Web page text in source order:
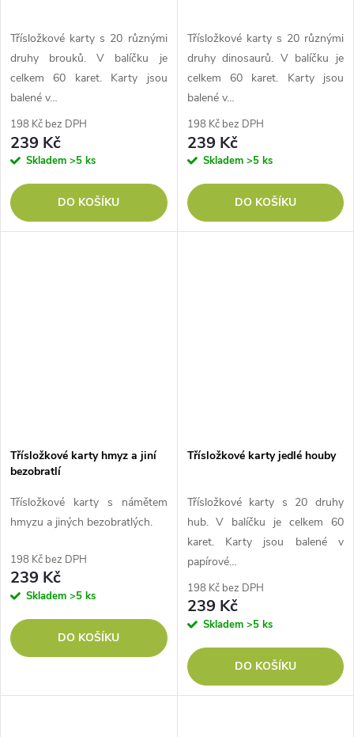
Třísložkové karty s 20 různými
druhy brouků. V balíčku je
celkem 60 karet. Karty jsou
balené v…
198 Kč bez DPH
239 Kč
Skladem >5 ks
DO KOŠÍKU
Třísložkové karty s 20 různými
druhy dinosaurů. V balíčku je
celkem 60 karet. Karty jsou
balené v…
198 Kč bez DPH
239 Kč
Skladem >5 ks
DO KOŠÍKU
Třísložkové karty hmyz a jiní
bezobratlí
Třísložkové karty s námětem
hmyzu a jiných bezobratlých.
198 Kč bez DPH
239 Kč
Skladem >5 ks
DO KOŠÍKU
Třísložkové karty jedlé houby
Třísložkové karty s 20 druhy
hub. V balíčku je celkem 60
karet. Karty jsou balené v
papírové…
198 Kč bez DPH
239 Kč
Skladem >5 ks
DO KOŠÍKU